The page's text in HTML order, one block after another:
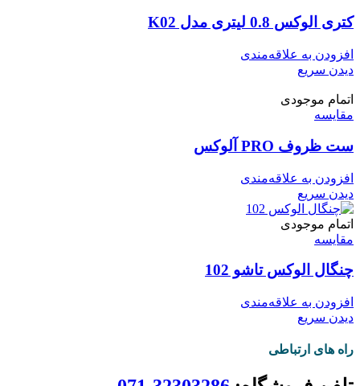
کتری الوکس 0.8 لیتری مدل K02
افزودن به علاقه‌مندی
دیدن سریع
اتمام موجودی
مقایسه
ست ظروف PRO آلوکس
افزودن به علاقه‌مندی
دیدن سریع
اتمام موجودی
مقایسه
چنگال الوکس تاشو 102
افزودن به علاقه‌مندی
دیدن سریع
راه های ارتباطی